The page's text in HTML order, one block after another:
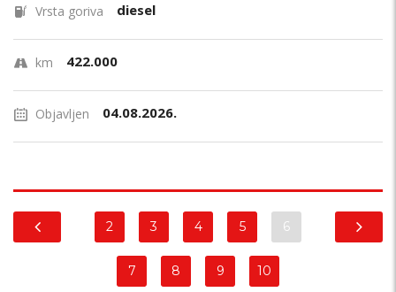
Vrsta goriva diesel
km 422.000
Objavljen 04.08.2026.
2 3 4 5 6
7 8 9 10